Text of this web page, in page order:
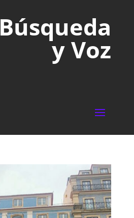
Búsqueda
y Voz